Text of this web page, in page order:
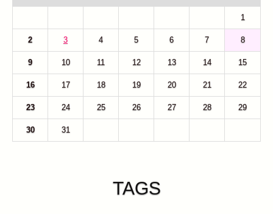
1
2 3 4 5 6 7 8
9 10 11 12 13 14 15
16 17 18 19 20 21 22
23 24 25 26 27 28 29
30 31
TAGS